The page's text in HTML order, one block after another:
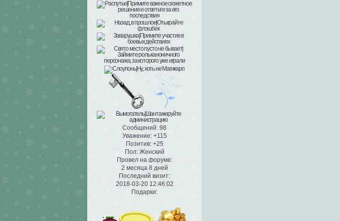
Сообщений: 98
Уважение: +115
Позитив: +25
Пол:Женский
Провел на форуме:
2 месяца 8 дней
Последний визит:
2018-03-20 12:46:02
Подарки: